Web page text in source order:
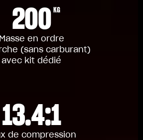
200 KG
Masse en ordre
(sans carburant)
avec kit dédié
13.4:1
de compression